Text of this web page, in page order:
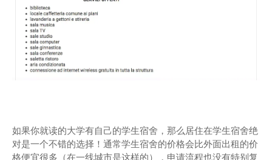
如果你就读的大学有自己的学生宿舍，那么居住在学生宿舍绝
对是一个不错的选择！通常学生宿舍的价格会比外面出租的价
格便宜很多（在一线城市是这样的），申请流程也没有特别复